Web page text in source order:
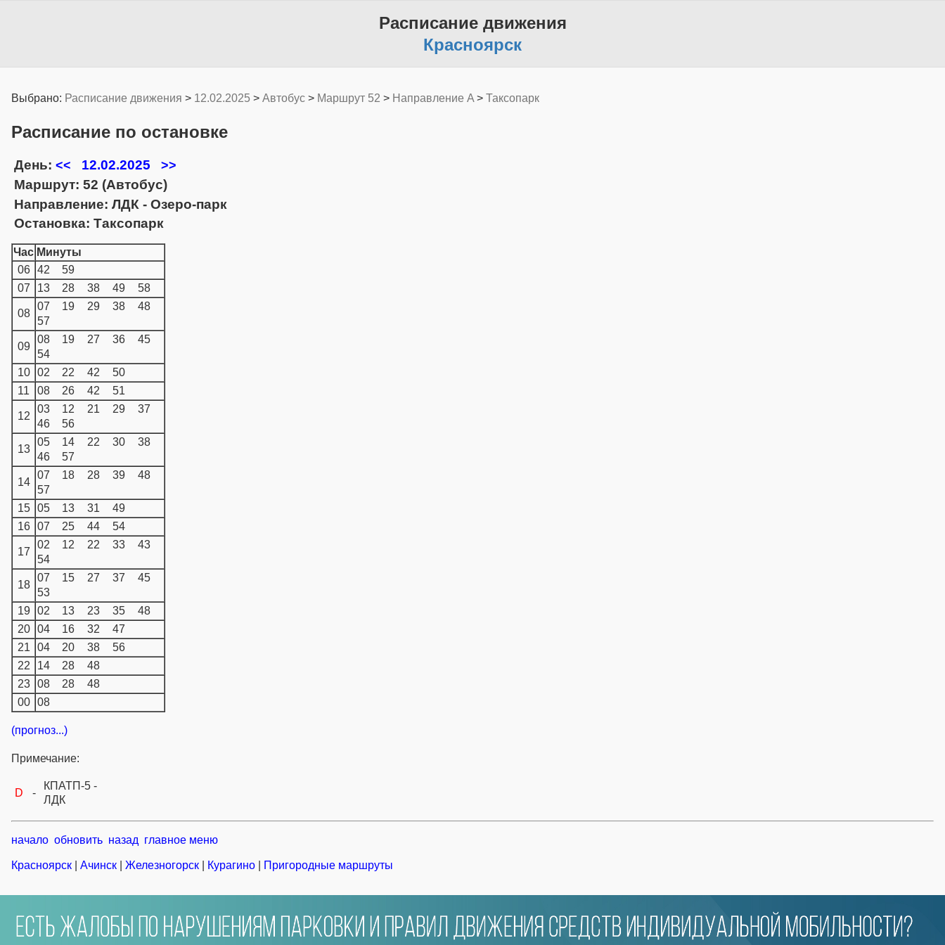
Расписание движения
Красноярск
Выбрано: Расписание движения > 12.02.2025 > Автобус > Маршрут 52 > Направление A > Таксопарк
Расписание по остановке
День: << 12.02.2025 >>
Маршрут: 52 (Автобус)
Направление: ЛДК - Озеро-парк
Остановка: Таксопарк
Час Минуты
06
42
59
07
13 28 38 49 58
08
07 19 29 38
48
57
09
08 19 27 36
45
54
10
02 22 42
50
11
08 26 42 51
12
03 12 21 29
37
46
56
13
05 14 22 30
38
46
57
14
07 18 28 39
48
57
15
05 13 31
49
16
07 25 44 54
17
02 12 22 33
43
54
18
07 15 27 37
45
53
19
02 13 23 35
48
20
04 16 32
47
21
04 20 38
56
22
14 28
48
23
08 28
48
00
08
(прогноз...)
Примечание:
D -
КПАТП-5 -
ЛДК
начало обновить назад главное меню
Красноярск Ачинск Железногорск Курагино Пригородные маршруты